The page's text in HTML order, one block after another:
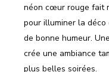
néon cœur rouge fait
pour illuminer la
de bonne humeur.
crée une ambiance
plus belles soirées.